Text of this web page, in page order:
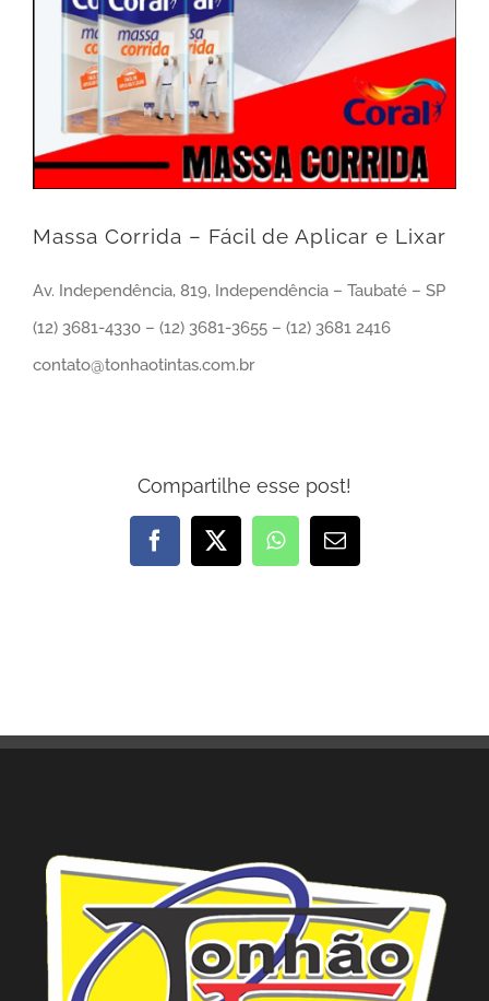
Massa Corrida – Fácil de Aplicar e Lixar
Av. Independência, 819, Independência – Taubaté – SP
(12) 3681-4330 – (12) 3681-3655 – (12) 3681 2416
contato@tonhaotintas.com.br
Compartilhe esse post!
Facebook
X WhatsApp
E-
mail